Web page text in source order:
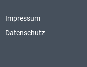
Impressum
Datenschutz